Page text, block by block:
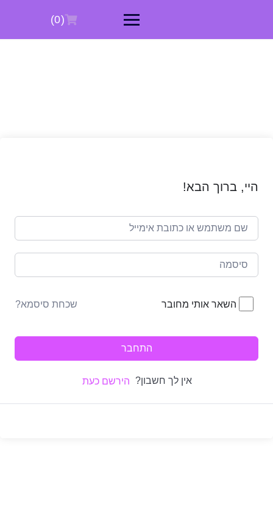
(0)
היי, ברוך הבא!
השאר אותי מחובר שכחת סיסמא?
התחבר
אין לך חשבון? הירשם כעת